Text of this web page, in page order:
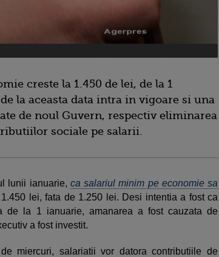
creste la 1.450 de lei, de la 1
la aceasta data intra in vigoare si una
de noul Guvern, respectiv eliminarea
sociale pe salarii.
lunii ianuarie, ca salariul minim pe economie sa
lei, fata de 1.250 lei. Desi intentia a fost ca
de la 1 ianuarie, amanarea a fost cauzata de
a fost investit.
miercuri, salariatii vor datora contributiile de